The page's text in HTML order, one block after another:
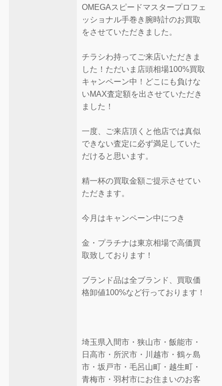
OMEGAスピードマスタープロフェ
ッショナル手巻き腕時計のお買取
をさせていただきました。
チラシわ持ってご来店いただきま
した！ただいま店頭相場100%買取
キャンペーン中！どこにも負けな
いMAX査定額を出させていただき
ました！
一度、ご来店頂くと他店では真似
できない査定に必ず満足していた
だけると思います。
精一杯の買取金額ご提示させてい
ただきます。
今月はキャンペーン中につき
金・プラチナは東京相場で高価買
取致しております！
ブランド品は全ブランド、買取価
格卸値100%など行っております！
埼玉県入間市・狭山市・飯能市・
日高市・所沢市・川越市・鶴ヶ島
市・坂戸市・毛呂山町・越生町・
青梅市・羽村市にお住まいのお客